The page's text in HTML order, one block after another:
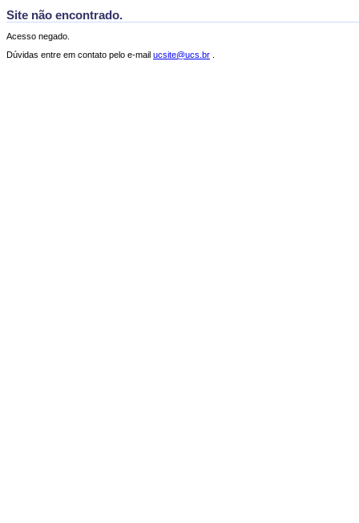
Site não encontrado.
Acesso negado.
Dúvidas entre em contato pelo e-mail ucsite@ucs.br